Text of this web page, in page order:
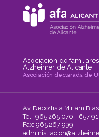
Asociación de
Alzheimer de Alicante
Asociación declarada de
Av. Deportista Miriam
Tel.: 965 265 070 - 657
Fax: 965 267 999